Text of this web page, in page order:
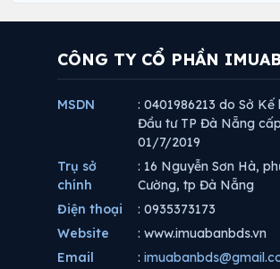
CÔNG TY CỔ PHẦN
MSDN
: 0401986213 do Sở Kế
Đầu tư TP Đà Nẵng
01/7/2019
Trụ sở
chính
: 16 Nguyễn Sơn Hà,
Cường, tp Đà Nẵng
Điện thoại
: 0935373173
Website
: www.imuabanbds.vn
Email
: